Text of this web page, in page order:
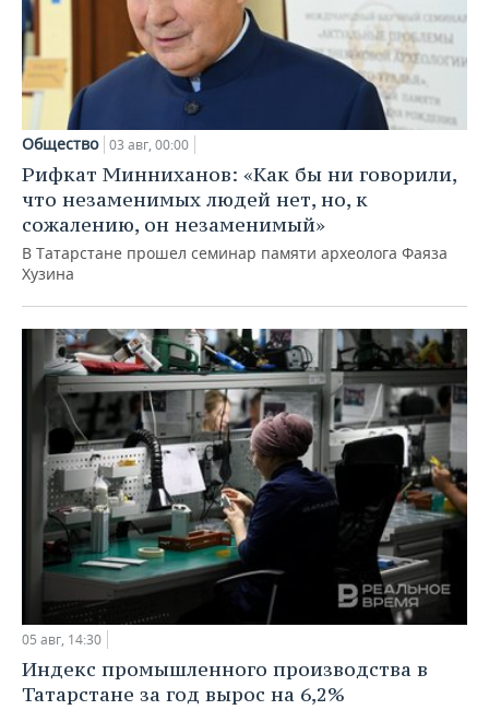
Общество 03 авг, 00:00
Рифкат Минниханов: «Как бы ни говорили,
что незаменимых людей нет, но, к
сожалению, он незаменимый»
В Татарстане прошел семинар памяти археолога Фаяза
Хузина
05 авг, 14:30
Индекс промышленного производства в
Татарстане за год вырос на 6,2%